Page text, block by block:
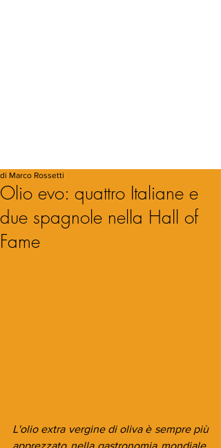
Olio evo: quattro Italiane e
due spagnole nella Hall of
Fame
di Marco Rossetti
L'olio extra vergine di oliva è sempre più